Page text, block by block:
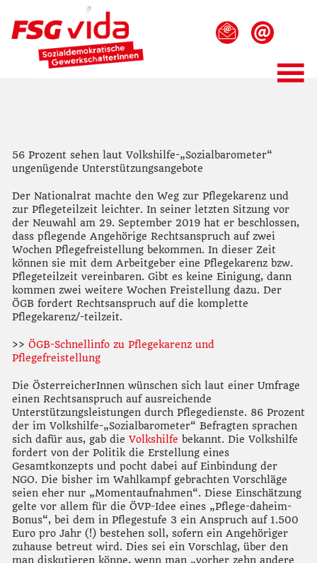
56 Prozent sehen laut Volkshilfe-„Sozialbarometer“
ungenügende Unterstützungsangebote
Der Nationalrat machte den Weg zur Pflegekarenz und
zur Pflegeteilzeit leichter. In seiner letzten Sitzung vor
der Neuwahl am 29. September 2019 hat er beschlossen,
dass pflegende Angehörige Rechtsanspruch auf zwei
Wochen Pflegefreistellung bekommen. In dieser Zeit
können sie mit dem Arbeitgeber eine Pflegekarenz bzw.
Pflegeteilzeit vereinbaren. Gibt es keine Einigung, dann
kommen zwei weitere Wochen Freistellung dazu. Der
ÖGB fordert Rechtsanspruch auf die komplette
Pflegekarenz/-teilzeit.
>> ÖGB-Schnellinfo zu Pflegekarenz und
Pflegefreistellung
Die ÖsterreicherInnen wünschen sich laut einer Umfrage
einen Rechtsanspruch auf ausreichende
Unterstützungsleistungen durch Pflegedienste. 86 Prozent
der im Volkshilfe-„Sozialbarometer“ Befragten sprachen
sich dafür aus, gab die Volkshilfe bekannt. Die Volkshilfe
fordert von der Politik die Erstellung eines
Gesamtkonzepts und pocht dabei auf Einbindung der
NGO. Die bisher im Wahlkampf gebrachten Vorschläge
seien eher nur „Momentaufnahmen“. Diese Einschätzung
gelte vor allem für die ÖVP-Idee eines „Pflege-daheim-
Bonus“, bei dem in Pflegestufe 3 ein Anspruch auf 1.500
Euro pro Jahr (!) bestehen soll, sofern ein Angehöriger
zuhause betreut wird. Dies sei ein Vorschlag, über den
man diskutieren könne, wenn man „vorher zehn andere